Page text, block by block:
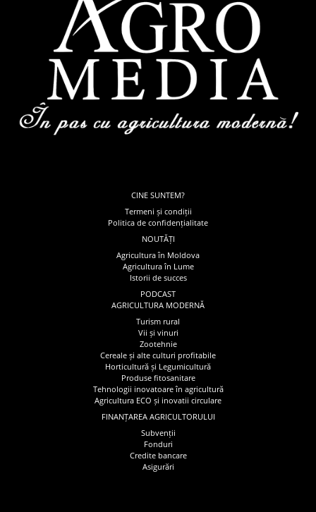
CINE SUNTEM?
Termeni și condiții
Politica de confidențialitate
NOUTĂȚI
Agricultura în Moldova
Agricultura în Lume
Istorii de succes
PODCAST
AGRICULTURA MODERNĂ
Turism rural
Vii și vinuri
Zootehnie
Cereale și alte culturi profitabile
Horticultură și Legumicultură
Produse fitosanitare
Tehnologii inovatoare în agricultură
Agricultura ECO și inovatii circulare
FINANȚAREA AGRICULTORULUI
Subvenții
Fonduri
Credite bancare
Asigurări